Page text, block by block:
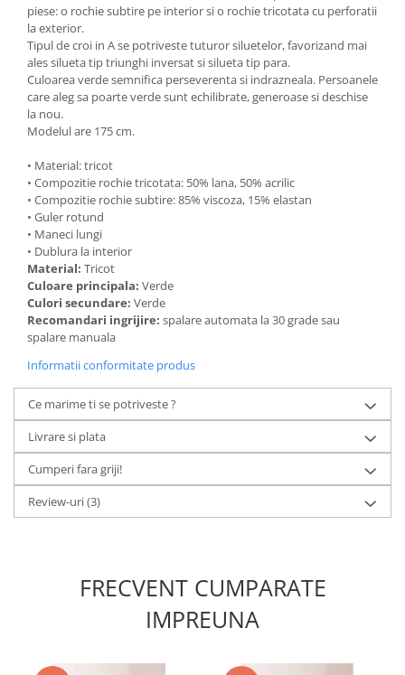
piese: o rochie subtire pe interior si o rochie tricotata cu perforatii
la exterior.
Tipul de croi in A se potriveste tuturor siluetelor, favorizand mai
ales silueta tip triunghi inversat si silueta tip para.
Culoarea verde semnifica perseverenta si indrazneala. Persoanele
care aleg sa poarte verde sunt echilibrate, generoase si deschise
la nou.
Modelul are 175 cm.
• Material: tricot
• Compozitie rochie tricotata: 50% lana, 50% acrilic
• Compozitie rochie subtire: 85% viscoza, 15% elastan
• Guler rotund
• Maneci lungi
• Dublura la interior
Material: Tricot
Culoare principala: Verde
Culori secundare: Verde
Recomandari ingrijire: spalare automata la 30 grade sau
spalare manuala
Informatii conformitate produs
Ce marime ti se potriveste ?
Livrare si plata
Cumperi fara griji!
Review-uri(3)
FRECVENT CUMPARATE
IMPREUNA